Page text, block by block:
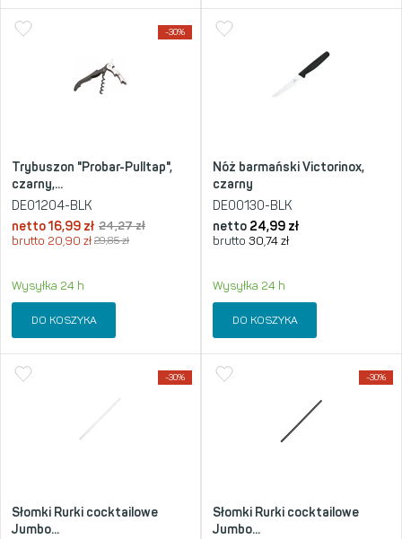
-30%
Trybuszon "Probar-Pulltap",
czarny,...
DE01204-BLK
netto16,99 zł 24,27zł
brutto 20,90 zł 29,85zł
Wysyłka 24 h
DO KOSZYKA
Nóż barmański Victorinox,
czarny
DE00130-BLK
netto 24,99 zł
brutto 30,74 zł
Wysyłka 24 h
DO KOSZYKA
-30%
Słomki Rurki cocktailowe
Jumbo...
-30%
Słomki Rurki cocktailowe
Jumbo...